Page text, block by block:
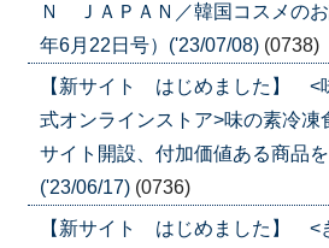
Ｎ ＪＡＰＡＮ／韓国コスメの
年6月22日号）('23/07/08) (0738)
【新サイト はじめました】
式オンラインストア>味の素冷凍
サイト開設、付加価値ある商品
('23/06/17) (0736)
【新サイト はじめました】 <